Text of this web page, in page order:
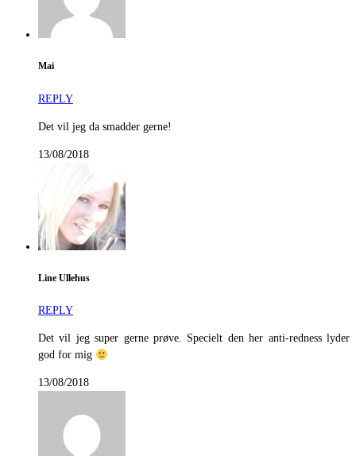
Mai
REPLY
Det vil jeg da smadder gerne!
13/08/2018
Line Ullehus
REPLY
Det vil jeg super gerne prøve. Specielt den her anti-redness lyder
god for mig
13/08/2018